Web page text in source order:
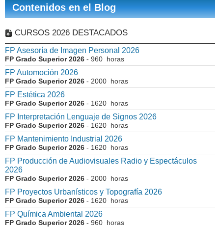
Contenidos en el Blog
CURSOS 2026 DESTACADOS
FP Asesoría de Imagen Personal 2026
FP Grado Superior 2026 - 960 horas
FP Automoción 2026
FP Grado Superior 2026 - 2000 horas
FP Estética 2026
FP Grado Superior 2026 - 1620 horas
FP Interpretación Lenguaje de Signos 2026
FP Grado Superior 2026 - 1620 horas
FP Mantenimiento Industrial 2026
FP Grado Superior 2026 - 1620 horas
FP Producción de Audiovisuales Radio y Espectáculos
2026
FP Grado Superior 2026 - 2000 horas
FP Proyectos Urbanísticos y Topografía 2026
FP Grado Superior 2026 - 1620 horas
FP Química Ambiental 2026
FP Grado Superior 2026 - 960 horas